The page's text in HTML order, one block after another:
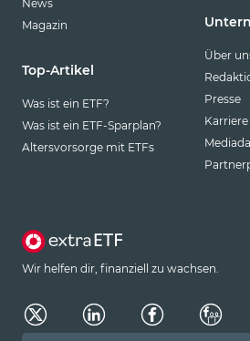
News
Magazin
Top-Artikel
Was ist ein ETF?
Was ist ein ETF-Sparplan?
Altersvorsorge mit ETFs
Über
Presse
Karriere
Wir helfen dir, finanziell zu wachsen.